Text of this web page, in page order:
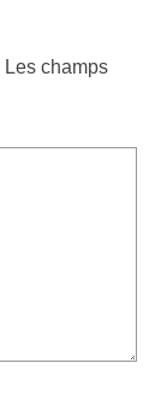
Les champs